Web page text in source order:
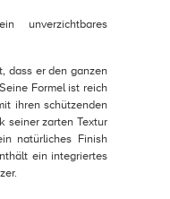
unverzichtbares
dass er den ganzen
Formel ist reich
ihren schützenden
seiner zarten Textur
natürliches Finish
ein integriertes